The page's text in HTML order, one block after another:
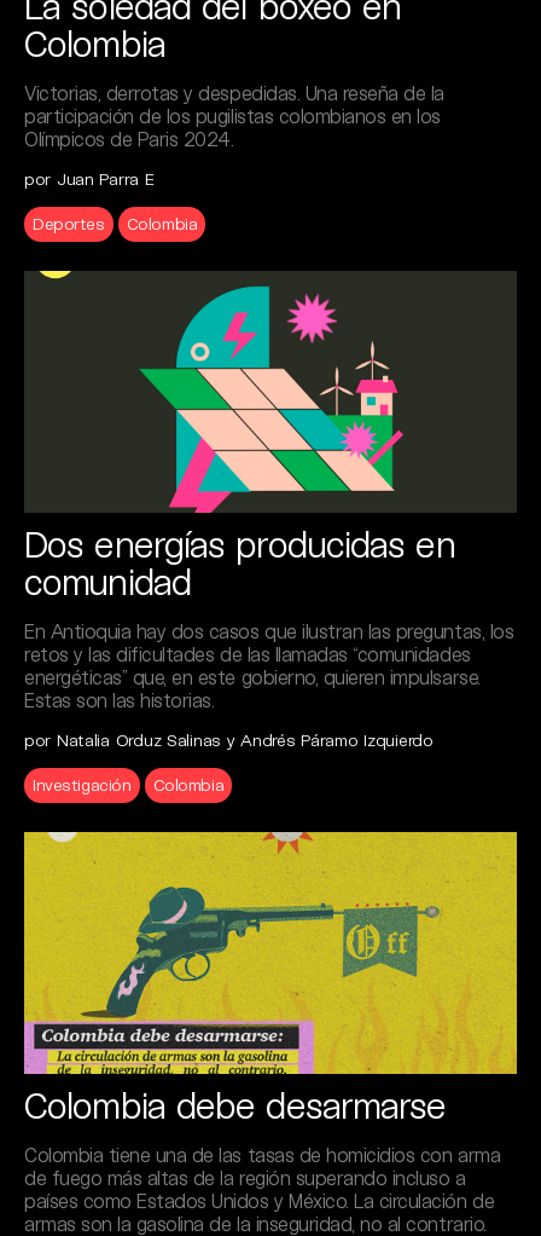
Colombia
Victorias, derrotas y despedidas. Una reseña de la
participación de los pugilistas colombianos en los
Olímpicos de Paris 2024.
por Juan Parra E
Deportes Colombia
Dos energías producidas en
comunidad
En Antioquia hay dos casos que ilustran las preguntas, los
retos y las dificultades de las llamadas “comunidades
energéticas” que, en este gobierno, quieren impulsarse.
Estas son las historias.
por Natalia Orduz Salinas y Andrés Páramo Izquierdo
Investigación Colombia
Colombia debe desarmarse
Colombia tiene una de las tasas de homicidios con arma
de fuego más altas de la región superando incluso a
países como Estados Unidos y México. La circulación de
armas son la gasolina de la inseguridad, no al contrario.